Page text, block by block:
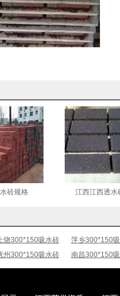
砖规格 江西江西透水
饶300*150吸水砖 萍乡300*150
州300*150吸水砖 南昌300*150